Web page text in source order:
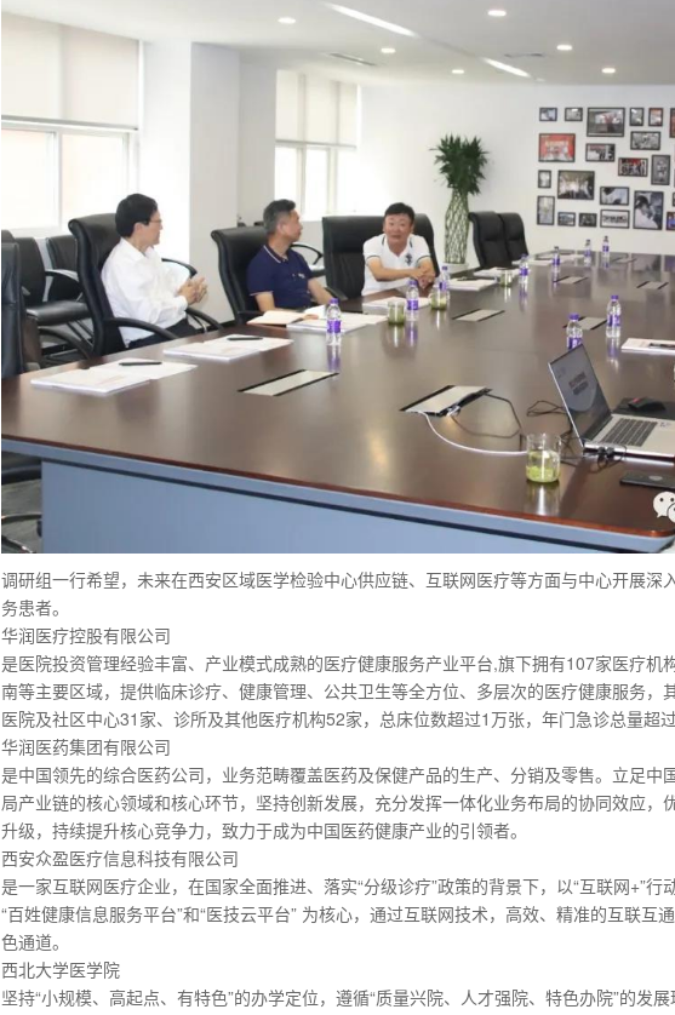
调研组一行希望，未来在西安区域医学检验中心供应链、互联网医疗等方面与中心开展深
务患者。
华润医疗控股有限公司
是医院投资管理经验丰富、产业模式成熟的医疗健康服务产业平台,旗下拥有107家医疗机
南等主要区域，提供临床诊疗、健康管理、公共卫生等全方位、多层次的医疗健康服务，
医院及社区中心31家、诊所及其他医疗机构52家，总床位数超过1万张，年门急诊总量超
华润医药集团有限公司
是中国领先的综合医药公司，业务范畴覆盖医药及保健产品的生产、分销及零售。立足中
局产业链的核心领域和核心环节，坚持创新发展，充分发挥一体化业务布局的协同效应，
升级，持续提升核心竞争力，致力于成为中国医药健康产业的引领者。
西安众盈医疗信息科技有限公司
是一家互联网医疗企业，在国家全面推进、落实“分级诊疗”政策的背景下，以“互联网+”行
“百姓健康信息服务平台”和“医技云平台” 为核心，通过互联网技术，高效、精准的互联互
色通道。
西北大学医学院
坚持“小规模、高起点、有特色”的办学定位，遵循“质量兴院、人才强院、特色办院”的发